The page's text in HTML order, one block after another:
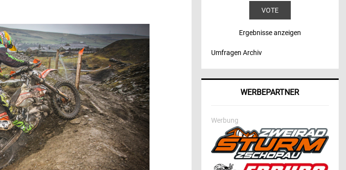
Ergebnisse anzeigen
Umfragen Archiv
WERBEPARTNER
Werbung